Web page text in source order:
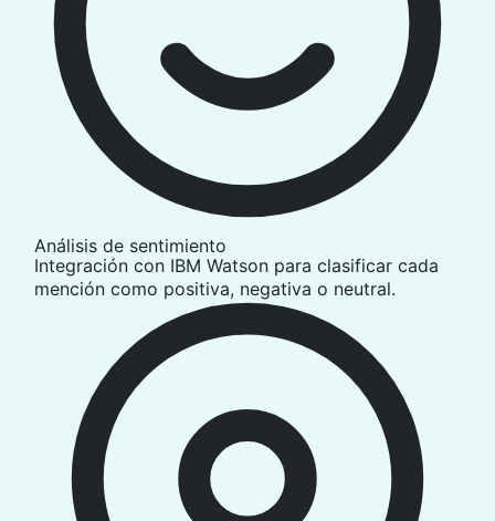
Análisis de sentimiento
Integración con IBM Watson para clasificar cada
mención como positiva, negativa o neutral.